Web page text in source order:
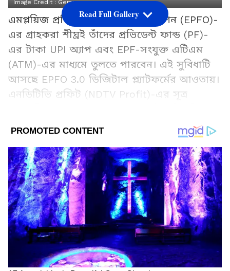
Image Credit : Gemini
এমপ্লয়িজ প্রভিডেন্ট ফান্ড অর্গানাইজেশন (EPFO)-
এর গ্রাহকরা শীঘ্রই তাঁদের প্রভিডেন্ট ফান্ড (PF)-
এর টাকা UPI অ্যাপ এবং EPF-সংযুক্ত এটিএম
(ATM)-এর মাধ্যমে তুলতে পারবেন। এই সুবিধাটি
আসছে EPFO ​​3.0 ডিজিটাল প্ল্যাটফর্মের আওতায়।
এনডিটিভি প্রফিট (NDTV Profit)-এর সূত্র
মান্ডভিয়াও জানিয়েছিলেন যে, এটি চালুর বিষয়ে
শীঘ্রই ঘোষণা করা হবে।
Add Asianetnews Bangla as a Preferred
Source
2
6
Read Full Gallery